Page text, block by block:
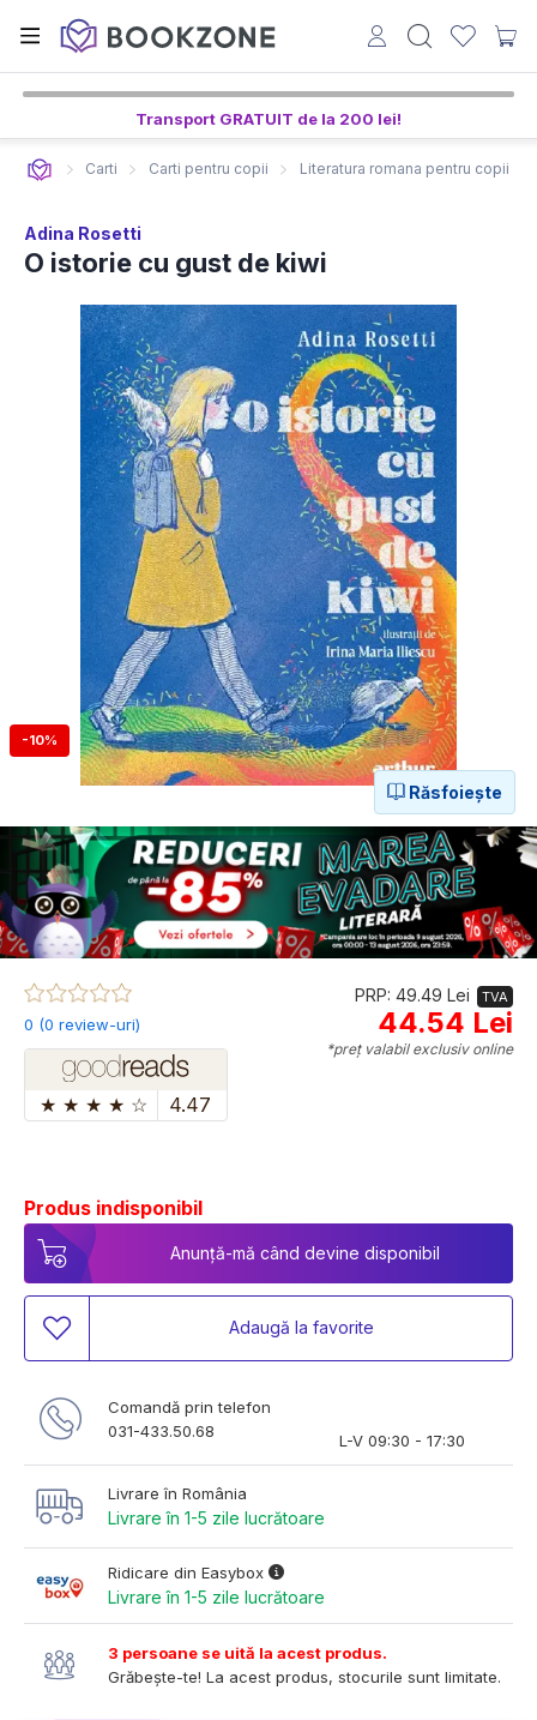
Transport GRATUIT de la 200 lei!
Carti Carti pentru copii Literatura romana pentru copii
Adina Rosetti
O istorie cu gust de kiwi
-10%
Răsfoiește
0 (0 review-uri)
★ ★ ★ ★ ☆ 4.47
PRP: 49.49 Lei TVA
44.54 Lei
*preț valabil exclusiv online
Produs indisponibil
Anunță-mă când devine disponibil
Adaugă la favorite
Comandă prin telefon
031-433.50.68
L-V 09:30 - 17:30
Livrare în România
Livrare în 1-5 zile lucrătoare
Ridicare din Easybox
Livrare în 1-5 zile lucrătoare
3 persoane se uită la acest produs.
Grăbește-te! La acest produs, stocurile sunt limitate.